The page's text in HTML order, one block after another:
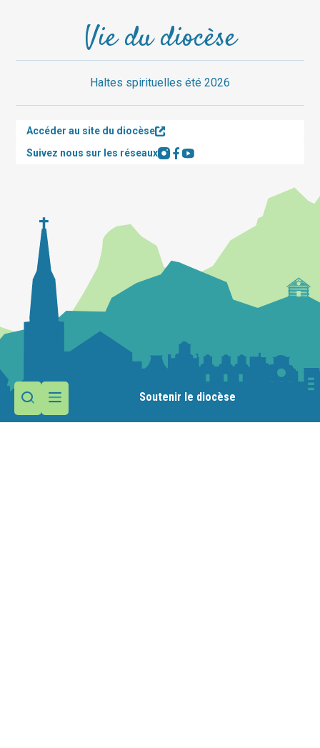
Soutenir le diocèse
Vie du diocèse
Haltes spirituelles été 2026
Accéder au site du diocèse
Suivez nous sur les réseaux